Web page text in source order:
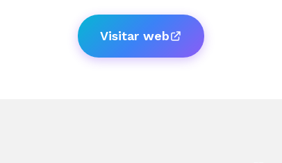
Visitar web